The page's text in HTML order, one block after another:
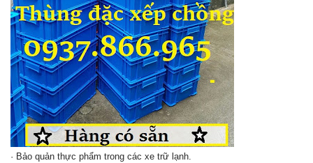
· Bảo quản thực phẩm trong các xe trữ lạnh.